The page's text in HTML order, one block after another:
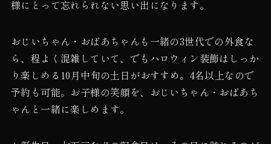
様にとって忘れられない思い出になります。
おじいちゃん・おばあちゃんも一緒の3世代での外食な
ら、程よく混雑していて、でもハロウィン装飾はしっか
り楽しめる10月中旬の土日がおすすめ。4名以上なので
予約も可能。お子様の笑顔を、おじいちゃん・おばあち
ゃんと一緒に楽しめます。